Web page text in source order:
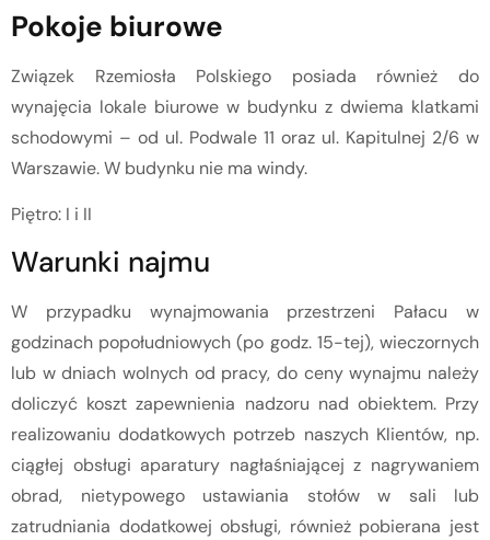
Pokoje biurowe
Związek Rzemiosła Polskiego posiada również do
wynajęcia lokale biurowe w budynku z dwiema klatkami
schodowymi – od ul. Podwale 11 oraz ul. Kapitulnej 2/6 w
Warszawie. W budynku nie ma windy.
Piętro: I i II
Warunki najmu
W przypadku wynajmowania przestrzeni Pałacu w
godzinach popołudniowych (po godz. 15-tej), wieczornych
lub w dniach wolnych od pracy, do ceny wynajmu należy
doliczyć koszt zapewnienia nadzoru nad obiektem. Przy
realizowaniu dodatkowych potrzeb naszych Klientów, np.
ciągłej obsługi aparatury nagłaśniającej z nagrywaniem
obrad, nietypowego ustawiania stołów w sali lub
zatrudniania dodatkowej obsługi, również pobierana jest